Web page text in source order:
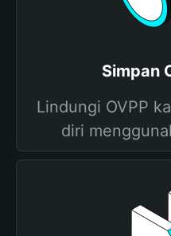
Simpan
Lindungi OVPP
diri